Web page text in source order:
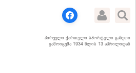
პირველი ქართული სპორტული გაზეთი
გამოიცემა 1934 წლის 13 აპრილიდან